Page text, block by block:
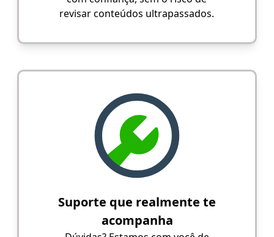
revisar conteúdos ultrapassados.
Suporte que realmente te
acompanha